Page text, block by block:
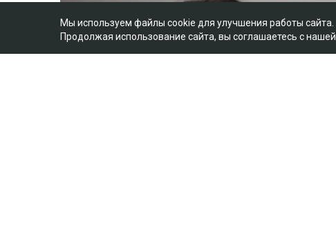
Мы используем файлы cookie для улучшения работы сайта.
Продолжая использование сайта, вы соглашаетесь с нашей